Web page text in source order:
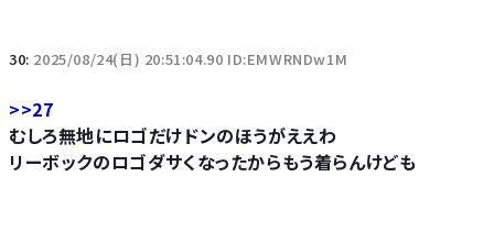
30: 2025/08/24(日) 20:51:04.90 ID:EMWRNDw1M
>>27
むしろ無地にロゴだけドンのほうがええわ
リーボックのロゴダサくなったからもう着らんけども